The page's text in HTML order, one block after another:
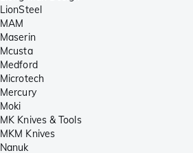
LionSteel
MAM
Maserin
Mcusta
Medford
Microtech
Mercury
Moki
MK Knives & Tools
MKM Knives
Nanuk